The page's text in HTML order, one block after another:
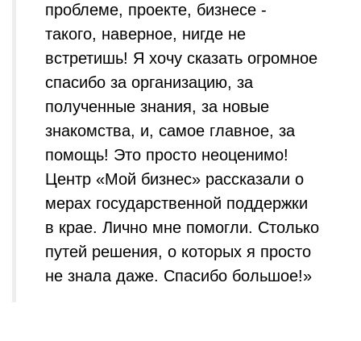
проблеме, проекте, бизнесе -
такого, наверное, нигде не
встретишь! Я хочу сказать огромное
спасибо за организацию, за
полученные знания, за новые
знакомства, и, самое главное, за
помощь! Это просто неоценимо!
Центр «Мой бизнес» рассказали о
мерах государственной поддержки
в крае. Лично мне помогли. Столько
путей решения, о которых я просто
не знала даже. Спасибо большое!»